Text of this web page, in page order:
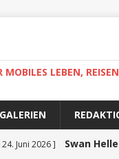
LEBEN,
GALERIEN
24. Juni 2026 ] Swan